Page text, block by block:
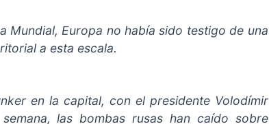
Mundial, Europa no había sido testigo de una
a esta escala.
en la capital, con el presidente Volodímir
las bombas rusas han caído sobre